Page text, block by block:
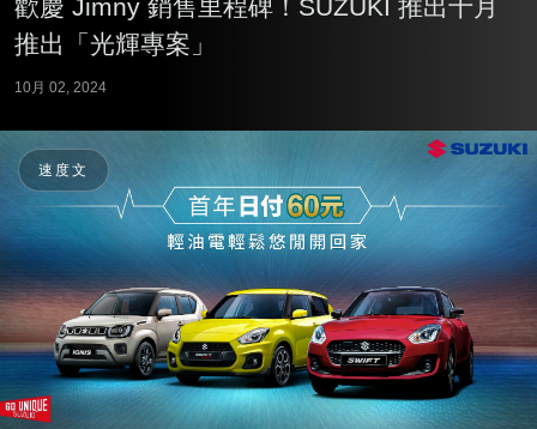
歡慶 Jimny 銷售里程碑！SUZUKI 推出十月
推出「光輝專案」
10月 02, 2024
速度文